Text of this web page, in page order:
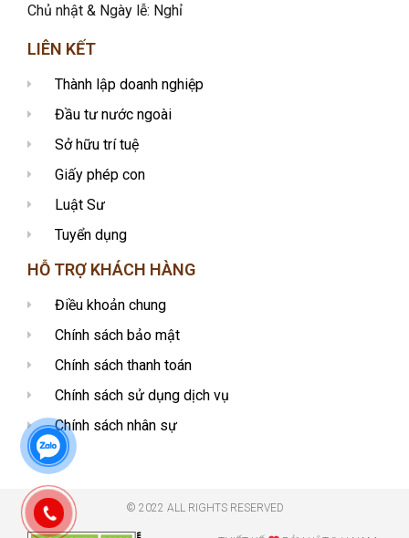
Chủ nhật & Ngày lễ: Nghỉ
LIÊN KẾT
Thành lập doanh nghiệp
Đầu tư nước ngoài
Sở hữu trí tuệ
Giấy phép con
Luật Sư
Tuyển dụng
HỖ TRỢ KHÁCH HÀNG
Điều khoản chung
Chính sách bảo mật
Chính sách thanh toán
Chính sách sử dụng dịch vụ
Chính sách nhân sự
© 2022 ALL RIGHTS RESERVED​